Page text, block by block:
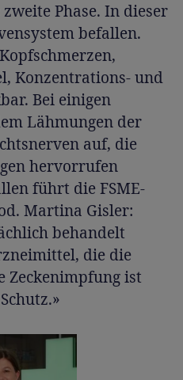
Phase. In dieser
befallen.
Konzentrations- und
Bei einigen
Lähmungen der
auf, die
hervorrufen
führt die FSME-
Martina Gisler:
behandelt
die die
Zeckenimpfung ist